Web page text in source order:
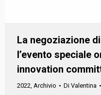
La negoziazione
l’evento speciale
innovation
2022, Archivio Di Valentina